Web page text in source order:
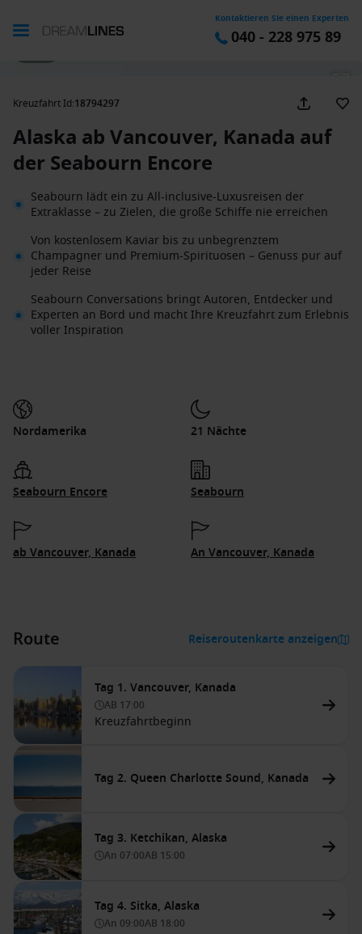
Kontaktieren Sie einen Experten
040 - 228 975 89
Kreuzfahrt Id:18794297
Alaska ab Vancouver, Kanada auf
der Seabourn Encore
Seabourn lädt ein zu All-inclusive-Luxusreisen der
Extraklasse – zu Zielen, die große Schiffe nie erreichen
Von kostenlosem Kaviar bis zu unbegrenztem
Champagner und Premium-Spirituosen – Genuss pur auf
jeder Reise
Seabourn Conversations bringt Autoren, Entdecker und
Experten an Bord und macht Ihre Kreuzfahrt zum Erlebnis
voller Inspiration
Nordamerika 21 Nächte
Seabourn Encore Seabourn
ab Vancouver, Kanada An Vancouver, Kanada
Route Reiseroutenkarte anzeigen
Tag 1. Vancouver, Kanada
AB 17:00
Kreuzfahrtbeginn
Tag 2. Queen Charlotte Sound, Kanada
Tag 3. Ketchikan, Alaska
An 07:00AB 15:00
Tag 4. Sitka, Alaska
An 09:00AB 18:00